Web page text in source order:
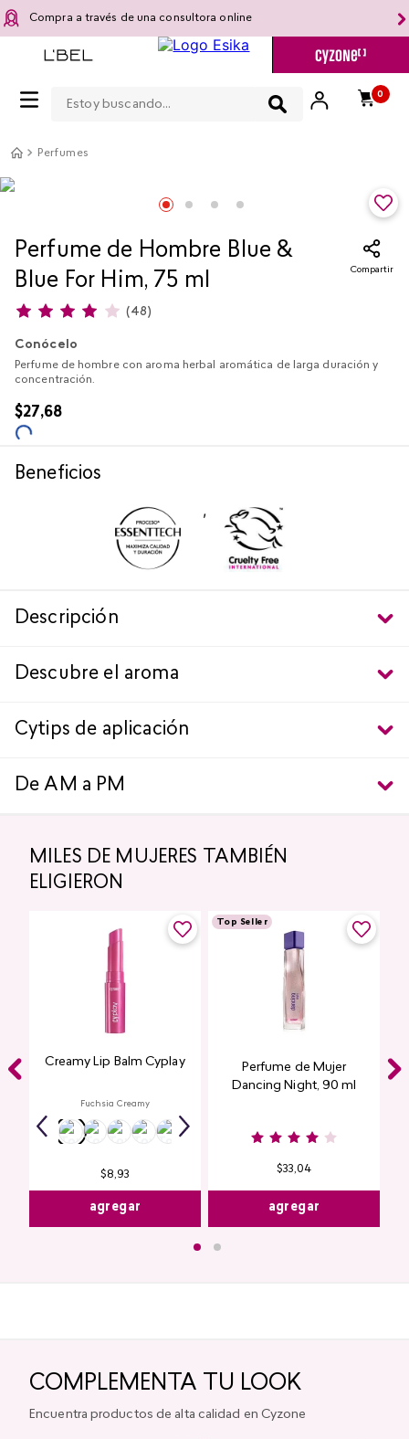
Compra a través de una consultora online
0
Perfumes
Perfume de Hombre Blue &
Blue For Him, 75 ml
Compartir
(48)
Conócelo
Perfume de hombre con aroma herbal aromática de larga duración y
concentración.
$27,68
Beneficios
,
Descripción
Descubre el aroma
Cytips de aplicación
De AM a PM
MILES DE MUJERES TAMBIÉN
ELIGIERON
Creamy Lip Balm Cyplay
Fuchsia Creamy
$8,93
agregar
Top Seller
Perfume de Mujer
Dancing Night, 90 ml
$33,04
agregar
COMPLEMENTA TU LOOK
Encuentra productos de alta calidad en Cyzone